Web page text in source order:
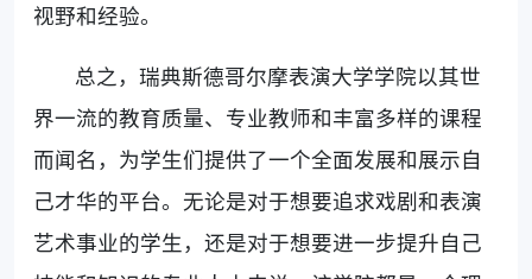
视野和经验。
总之，瑞典斯德哥尔摩表演大学学院以其世
界一流的教育质量、专业教师和丰富多样的课程
而闻名，为学生们提供了一个全面发展和展示自
己才华的平台。无论是对于想要追求戏剧和表演
艺术事业的学生，还是对于想要进一步提升自己